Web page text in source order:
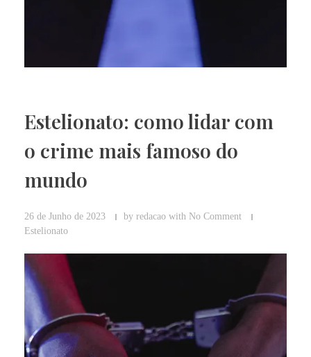
Estelionato: como lidar com
o crime mais famoso do
mundo
26 de Junho de 2023 by redacao with No Comment
Estelionato